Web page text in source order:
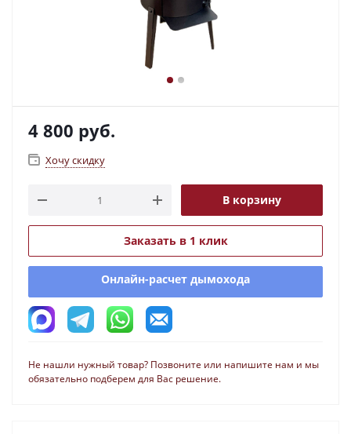
4 800 руб.
Хочу скидку
В корзину
Заказать в 1 клик
Онлайн-расчет дымохода
Не нашли нужный товар? Позвоните или напишите нам и мы
обязательно подберем для Вас решение.